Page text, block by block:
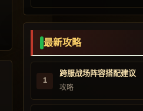
最新攻略
1
跨服战场阵容搭配建议
攻略